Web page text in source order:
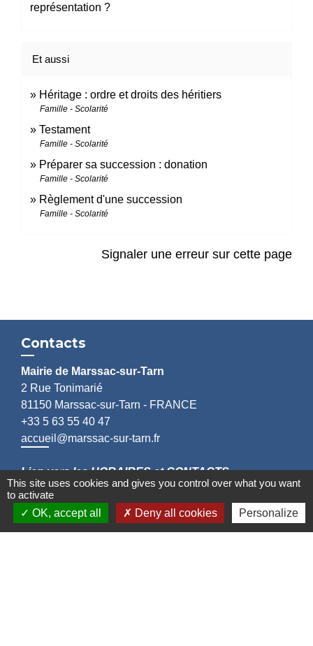
représentation ?
Et aussi
Héritage : ordre et droits des héritiers
Famille - Scolarité
Testament
Famille - Scolarité
Préparer sa succession : donation
Famille - Scolarité
Règlement d'une succession
Famille - Scolarité
Signaler une erreur sur cette page
Contacts
Mairie de Marssac-sur-Tarn
2 Rue Tonimarié
81150 Marssac-sur-Tarn - FRANCE
+33 5 63 55 40 47
accueil@marssac-sur-tarn.fr
Lien vers les HORAIRES et CONTACTS
de chaque service
This site uses cookies and gives you control over what you want
to activate
OK, accept all
Deny all cookies Personalize